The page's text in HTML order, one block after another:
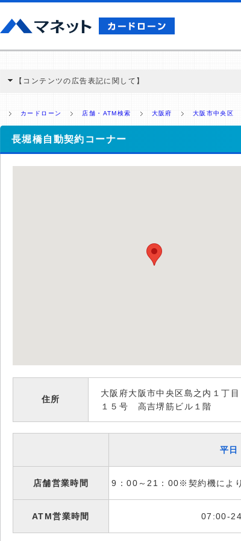
【コンテンツの広告表記に関して】
ミ収集などに基づき、公平性を担保した情報提供を行っています
>提携企業一覧
カードローン 店舗・ATM検索 大阪府 大阪市中央区
長堀橋自動契約コーナー
住所
大阪府大阪市中央区島之内１丁目
１５号 高吉堺筋ビル１階
平日
店舗営業時間 9：00～21：00※契約機によ
ATM営業時間 07:00-